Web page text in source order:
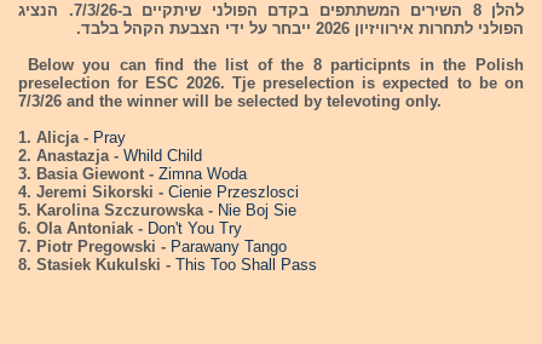
להלן 8 השירים המשתתפים בקדם הפולני שיתקיים ב-7/3/26. הנציג
הפולני לתחרות אירוויזיון 2026 ייבחר על ידי הצבעת הקהל בלבד.
Below you can find the list of the 8 participnts in the Polish
preselection for ESC 2026. Tje preselection is expected to be on
7/3/26 and the winner will be selected by televoting only.
1. Alicja - Pray
2. Anastazja - Whild Child
3. Basia Giewont - Zimna Woda
4. Jeremi Sikorski - Cienie Przeszlosci
5. Karolina Szczurowska - Nie Boj Sie
6. Ola Antoniak - Don't You Try
7. Piotr Pregowski - Parawany Tango
8. Stasiek Kukulski - This Too Shall Pass